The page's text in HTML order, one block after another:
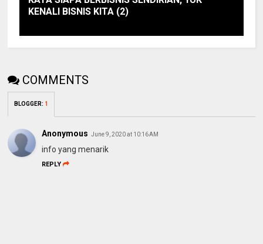
KENALI BISNIS KITA (2)
COMMENTS
BLOGGER: 1
Anonymous June 9, 2020 at 10:16 AM
info yang menarik
REPLY